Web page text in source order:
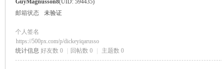
GuyMagnusson8(UID: 594435)
邮箱状态
未验证
个人签名
https://500px.com/p/dickeyiqarusso
统计信息 好友数 0 回帖数 0 主题数 0